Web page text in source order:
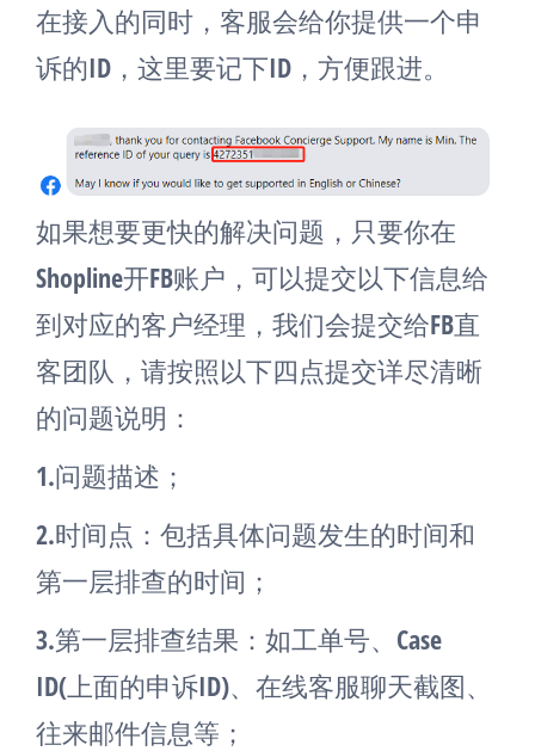
在接入的同时，客服会给你提供一个申
诉的ID，这里要记下ID，方便跟进。
如果想要更快的解决问题，只要你在
Shopline开FB账户，可以提交以下信息给
到对应的客户经理，我们会提交给FB直
客团队，请按照以下四点提交详尽清晰
的问题说明：
1.问题描述；
2.时间点：包括具体问题发生的时间和
第一层排查的时间；
3.第一层排查结果：如工单号、Case
ID(上面的申诉ID)、在线客服聊天截图、
往来邮件信息等；